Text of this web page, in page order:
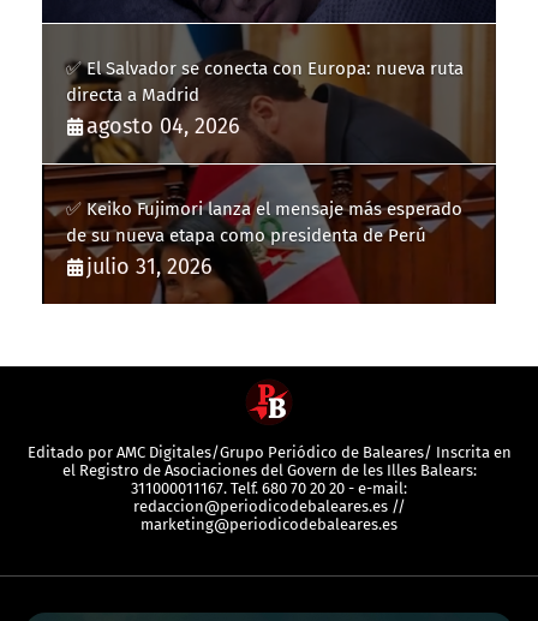
✅ El Salvador se conecta con Europa: nueva ruta
directa a Madrid
agosto 04, 2026
✅ Keiko Fujimori lanza el mensaje más esperado
de su nueva etapa como presidenta de Perú
julio 31, 2026
Editado por AMC Digitales/Grupo Periódico de Baleares/ Inscrita en
el Registro de Asociaciones del Govern de les Illes Balears:
311000011167. Telf. 680 70 20 20 - e-mail:
redaccion@periodicodebaleares.es //
marketing@periodicodebaleares.es